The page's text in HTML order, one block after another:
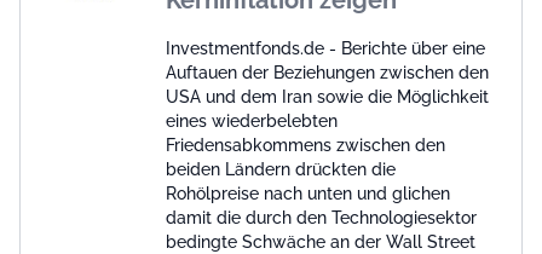
Investmentfonds.de - Berichte über eine
Auftauen der Beziehungen zwischen den
USA und dem Iran sowie die Möglichkeit
eines wiederbelebten
Friedensabkommens zwischen den
beiden Ländern drückten die
Rohölpreise nach unten und glichen
damit die durch den Technologiesektor
bedingte Schwäche an der Wall Street